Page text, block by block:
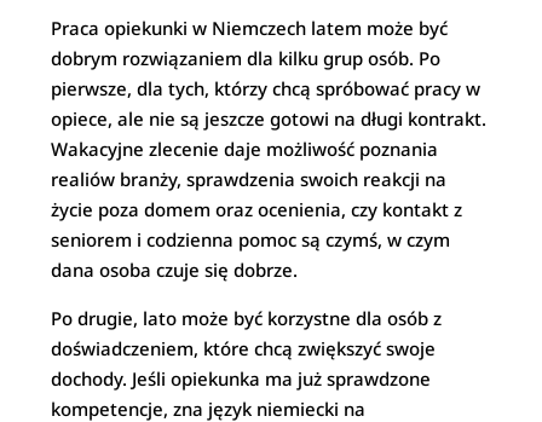
Praca opiekunki w Niemczech latem może być
dobrym rozwiązaniem dla kilku grup osób. Po
pierwsze, dla tych, którzy chcą spróbować pracy w
opiece, ale nie są jeszcze gotowi na długi kontrakt.
Wakacyjne zlecenie daje możliwość poznania
realiów branży, sprawdzenia swoich reakcji na
życie poza domem oraz ocenienia, czy kontakt z
seniorem i codzienna pomoc są czymś, w czym
dana osoba czuje się dobrze.
Po drugie, lato może być korzystne dla osób z
doświadczeniem, które chcą zwiększyć swoje
dochody. Jeśli opiekunka ma już sprawdzone
kompetencje, zna język niemiecki na